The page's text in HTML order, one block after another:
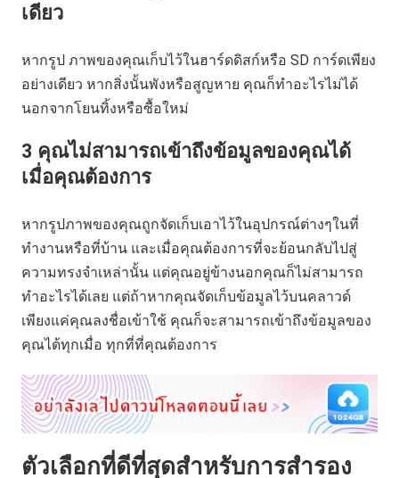
เดียว
หากรูป ภาพของคุณเก็บไว้ในฮาร์ดดิสก์หรือ SD การ์ดเพียง
อย่างเดียว หากสิ่งนั้นพังหรือสูญหาย คุณก็ทำอะไรไม่ได้
นอกจากโยนทิ้งหรือซื้อใหม่
3 คุณไม่สามารถเข้าถึงข้อมูลของคุณได้
เมื่อคุณต้องการ
หากรูปภาพของคุณถูกจัดเก็บเอาไว้ในอุปกรณ์ต่างๆในที่
ทำงานหรือที่บ้าน และเมื่อคุณต้องการที่จะย้อนกลับไปสู่
ความทรงจำเหล่านั้น แต่คุณอยู่ข้างนอกคุณก็ไม่สามารถ
ทำอะไรได้เลย แต่ถ้าหากคุณจัดเก็บข้อมูลไว้บนคลาวด์
เพียงแค่คุณลงชื่อเข้าใช้ คุณก็จะสามารถเข้าถึงข้อมูลของ
คุณได้ทุกเมื่อ ทุกที่ที่คุณต้องการ
ตัวเลือกที่ดีที่สุดสำหรับการสำรอง